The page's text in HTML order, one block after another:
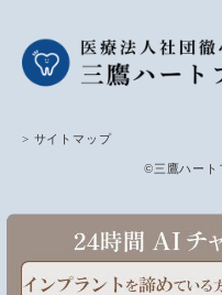
> サイトマップ
©三鷹ハート